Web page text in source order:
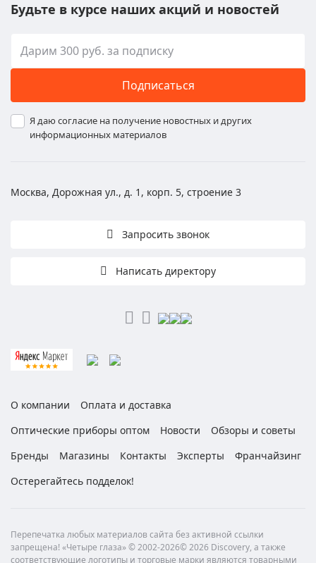
Будьте в курсе наших акций и новостей
Подписаться
Я даю согласие на получение новостных и других
информационных материалов
Москва, Дорожная ул., д. 1, корп. 5, строение 3
Запросить звонок
Написать директору
О компании
Оплата и доставка
Оптические приборы оптом
Новости
Обзоры и советы
Бренды
Магазины Контакты Эксперты
Франчайзинг
Остерегайтесь подделок!
Перепечатка любых материалов сайта без активной ссылки
запрещена! «Четыре глаза» © 2002-2026© 2026 Discovery, а также
соответствующие логотипы и торговые марки являются товарными